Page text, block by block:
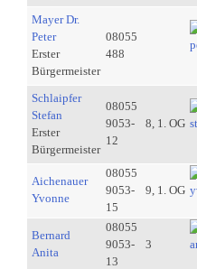
Mayer Dr.
Peter
Erster
Bürgermeister
08055
488
Schlaipfer
Stefan
Erster
Bürgermeister
08055
9053-
12
8, 1. OG
Aichenauer
Yvonne
08055
9053-
15
9, 1. OG
Bernard
Anita
08055
9053-
13
3